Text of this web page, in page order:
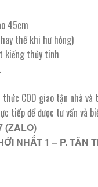
45cm
thế khi hư hỏng)
kiếng thủy tinh
COD giao tận nhà
tiếp để được tư vấn và
(ZALO)
NHẤT 1 – P. TÂN